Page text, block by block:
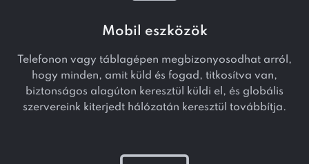
Mobil eszközök
Telefonon vagy táblagépen megbizonyosodhat arról,
hogy minden, amit küld és fogad, titkosítva van,
biztonságos alagúton keresztül küldi el, és globális
szervereink kiterjedt hálózatán keresztül továbbítja.